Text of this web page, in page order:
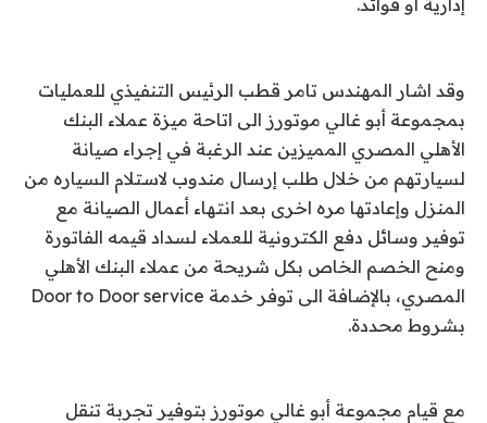
وقد اشار المهندس تامر قطب الرئيس التنفيذي للعمليات
بمجموعة أبو غالي موتورز الى اتاحة ميزة عملاء البنك
الأهلي المصري المميزين عند الرغبة في إجراء صيانة
لسيارتهم من خلال طلب إرسال مندوب لاستلام السياره من
المنزل وإعادتها مره اخرى بعد انتهاء أعمال الصيانة مع
توفير وسائل دفع الكترونية للعملاء لسداد قيمه الفاتورة
ومنح الخصم الخاص بكل شريحة من عملاء البنك الأهلي
المصري، بالإضافة الى توفر خدمة Door to Door service
بشروط محددة.
مع قيام مجموعة أبو غالي موتورز بتوفير تجربة تنقل